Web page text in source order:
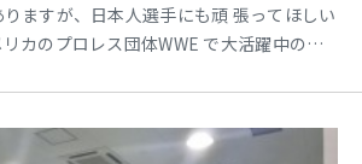
ますが、日本人選手にも頑 張ってほしい
カのプロレス団体WWE で大活躍中の日
通することとして「聴く」 ことの重要